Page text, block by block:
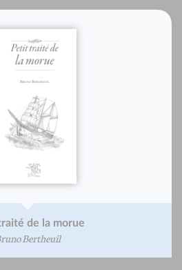
de la morue
Bertheuil